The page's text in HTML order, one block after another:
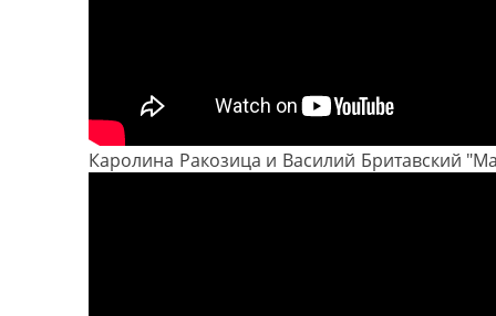
Каролина Ракозица и Василий Бритавский